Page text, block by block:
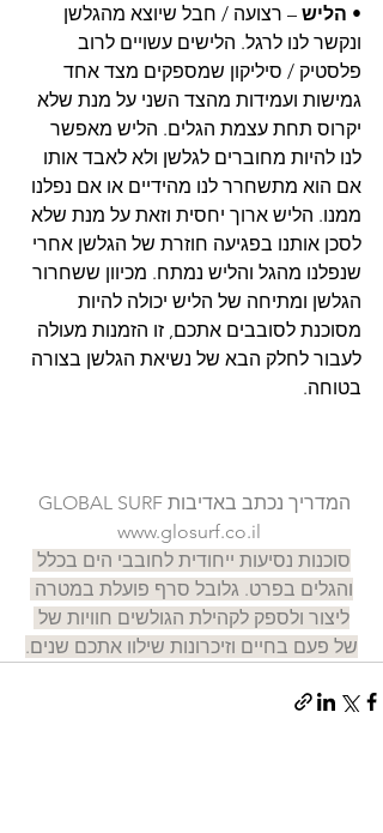
• הליש – רצועה / חבל שיוצא מהגלשן
ונקשר לנו לרגל. הלישים עשויים לרוב
פלסטיק / סיליקון שמספקים מצד אחד
גמישות ועמידות מהצד השני על מנת שלא
יקרוס תחת עצמת הגלים. הליש מאפשר
לנו להיות מחוברים לגלשן ולא לאבד אותו
אם הוא מתשחרר לנו מהידיים או אם נפלנו
ממנו. הליש ארוך יחסית וזאת על מנת שלא
לסכן אותנו בפגיעה חוזרת של הגלשן אחרי
שנפלנו מהגל והליש נמתח. מכיוון ששחרור
הגלשן ומתיחה של הליש יכולה להיות
מסוכנת לסובבים אתכם, זו הזמנות מעולה
לעבור לחלק הבא של נשיאת הגלשן בצורה
בטוחה.
המדריך נכתב באדיבות GLOBAL SURF
www.glosurf.co.il
סוכנות נסיעות ייחודית לחובבי הים בכלל
והגלים בפרט. גלובל סרף פועלת במטרה
ליצור ולספק לקהילת הגולשים חוויות של
של פעם בחיים וזיכרונות שילוו אתכם שנים.